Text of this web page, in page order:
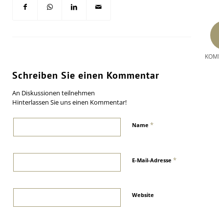
Schreiben Sie einen Kommentar
An Diskussionen teilnehmen
Hinterlassen Sie uns einen Kommentar!
Name *
E-Mail-Adresse *
Website